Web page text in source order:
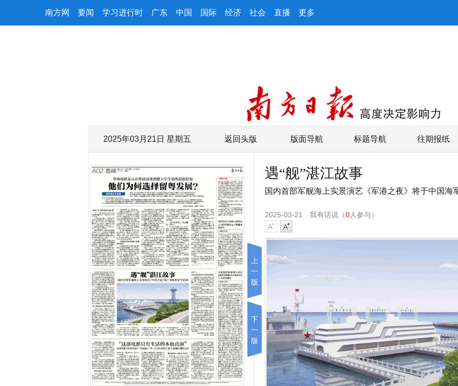
南方网 要闻 学习进行时 广东 中国 国际 经济 社会 直播 更多
2025年03月21日 星期五 返回头版 版面导航 标题导航 往期报纸
上
一
版
下
一
版
遇“舰”湛江故事
国内首部军舰海上实景演艺《军港之夜》将于中国海
2025-03-21 我有话说（0人参与）
字号减小字号增大